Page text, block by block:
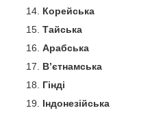
Корейська
Тайська
Арабська
Вʼєтнамська
Гінді
Індонезійська